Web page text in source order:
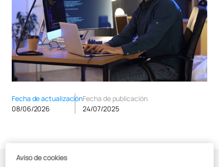
Fecha de actualización
08/06/2026
Fecha de publicación
24/07/2025
Índice de contenidos
Aviso de cookies